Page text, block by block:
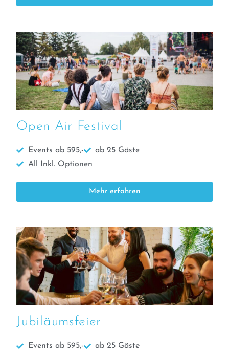
Open Air Festival
Events ab 595,-
ab 25 Gäste
All Inkl. Optionen
Mehr erfahren
Jubiläumsfeier
Events ab 595,-
ab 25 Gäste